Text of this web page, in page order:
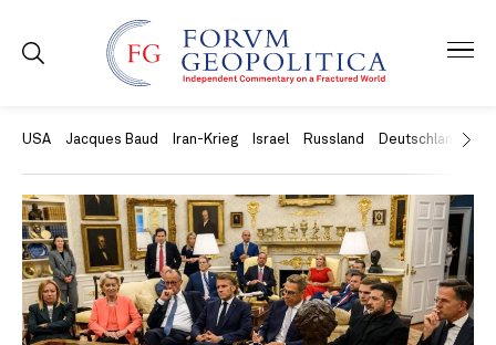
USA Jacques Baud Iran-Krieg Israel Russland Deutschland